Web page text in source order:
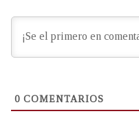
0 COMENTARIOS